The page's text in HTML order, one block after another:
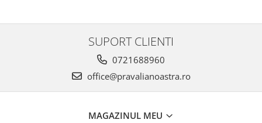
SUPORT CLIENTI
0721688960
office@pravalianoastra.ro
MAGAZINUL MEU